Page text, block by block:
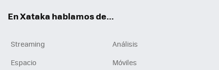
En Xataka hablamos de...
Streaming
Análisis
Espacio
Móviles